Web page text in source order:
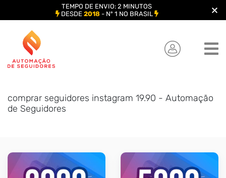
content
comprar seguidores instagram 19.90 - Automação
de Seguidores
TEMPO DE ENVIO: 2 MINUTOS
DESDE 2018- Nº 1 NO BRASIL